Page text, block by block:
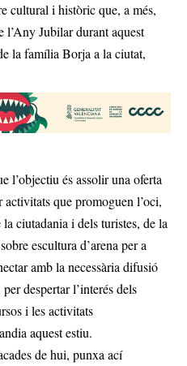
cultural i històric que, a més,
l’Any Jubilar durant aquest
la família Borja a la ciutat,
l’objectiu és assolir una oferta
que promoguen l’oci,
ciutadania i dels turistes, de la
escultura d’arena per a
amb la necessària difusió
despertar l’interés dels
i les activitats
aquest estiu.
de hui, punxa ací